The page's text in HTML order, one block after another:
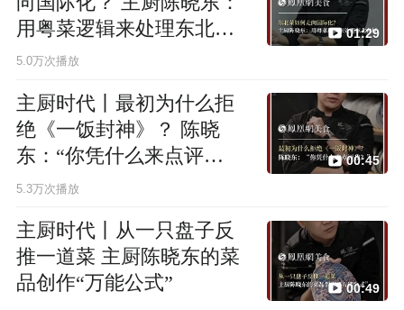
用粤菜逻辑来处理东北食
材
5.0万次播放
01:29
主厨时代丨最初为什么拒
绝《一饭封神》？ 陈晓
东：“你凭什么来点评
我？”
5.3万次播放
00:45
主厨时代丨从一只盘子反
推一道菜 主厨陈晓东的菜
品创作“万能公式”
00:49